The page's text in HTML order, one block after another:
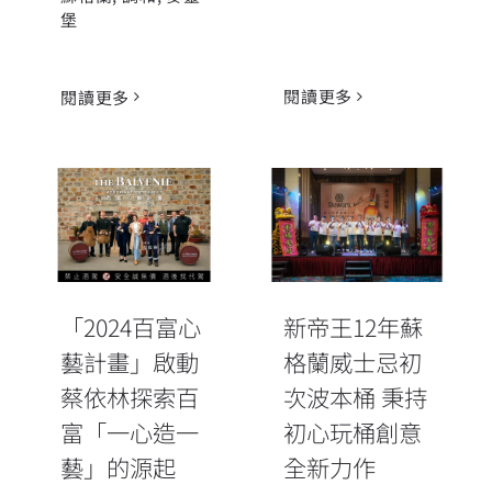
堡
閱讀更多 閱讀更多
「2024百富心
藝計畫」啟動
蔡依林探索百
富「一心造一
藝」的源起
「2024百富心
藝計畫」啟動
蔡依林探索百
富「一心造一
藝」的源起
新帝王12年蘇
格蘭威士忌初
次波本桶 秉持
初心玩桶創意
全新力作
新帝王12年蘇
格蘭威士忌初
次波本桶 秉持
初心玩桶創意
全新力作